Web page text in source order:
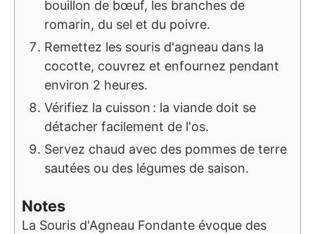
bouillon de bœuf, les branches de
romarin, du sel et du poivre.
Remettez les souris d'agneau dans la
cocotte, couvrez et enfournez pendant
environ 2 heures.
Vérifiez la cuisson : la viande doit se
détacher facilement de l'os.
Servez chaud avec des pommes de terre
sautées ou des légumes de saison.
Notes
La Souris d'Agneau Fondante évoque des